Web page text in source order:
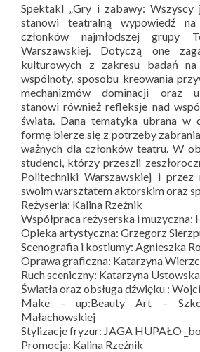
Spektakl „Gry i zabawy: Wszyscy
stanowi teatralną wypowiedź
członków najmłodszej grupy
Warszawskiej. Dotyczą one
kulturowych z zakresu badań
wspólnoty, sposobu kreowania
mechanizmów dominacji oraz
stanowi również refleksje nad
świata. Dana tematyka ubrana w
formę bierze się z potrzeby
ważnych dla członków teatru. W
studenci, którzy przeszli
Politechniki Warszawskiej i
swoim warsztatem aktorskim oraz
Reżyseria: Kalina Rzeźnik
Współpraca reżyserska i muzyczna:
Opieka artystyczna: Grzegorz
Scenografia i kostiumy: Agnieszka
Oprawa graficzna: Katarzyna
Ruch sceniczny: Katarzyna Ustowska
Światła oraz obsługa dźwięku :
Make – up:Beauty Art –
Małachowskiej
Stylizacje fryzur: JAGA HUPAŁO
Promocja: Kalina Rzeźnik